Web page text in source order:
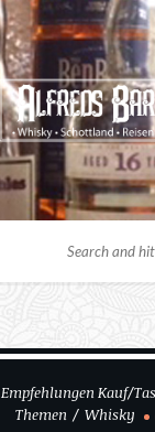
Empfehlungen Kauf/
Themen
Whisky